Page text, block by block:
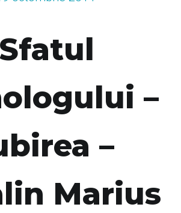
Sfatul
–
–
Marius